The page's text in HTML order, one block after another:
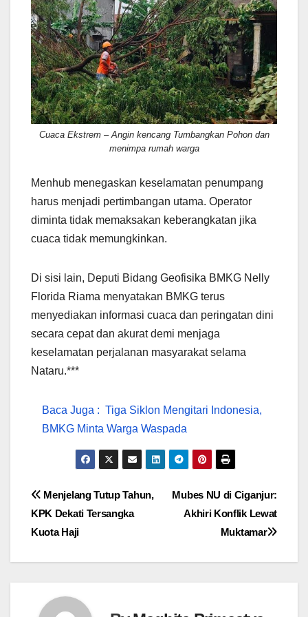
Cuaca Ekstrem – Angin kencang Tumbangkan Pohon dan
menimpa rumah warga
Menhub menegaskan keselamatan penumpang
harus menjadi pertimbangan utama. Operator
diminta tidak memaksakan keberangkatan jika
cuaca tidak memungkinkan.
Di sisi lain, Deputi Bidang Geofisika BMKG Nelly
Florida Riama menyatakan BMKG terus
menyediakan informasi cuaca dan peringatan dini
secara cepat dan akurat demi menjaga
keselamatan perjalanan masyarakat selama
Nataru.***
Baca Juga : Tiga Siklon Mengitari Indonesia,
BMKG Minta Warga Waspada
Navigasi
pos
Mubes NU di Ciganjur:
Akhiri Konflik Lewat
Muktamar
Menjelang Tutup Tahun,
KPK Dekati Tersangka
Kuota Haji